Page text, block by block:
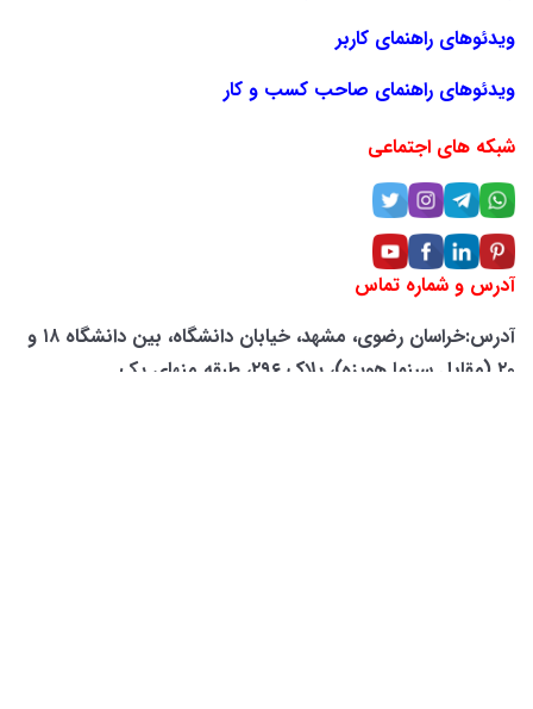
ویدئوهای راهنمای کاربر
ویدئوهای راهنمای صاحب کسب و کار
شبکه های اجتماعی
آدرس و شماره تماس
آدرس:خراسان رضوی، مشهد، خیابان دانشگاه، بین دانشگاه ۱۸ و
۲۰ (مقابل سینما هویزه)، پلاک ۲۹۶، طبقه منهای یک